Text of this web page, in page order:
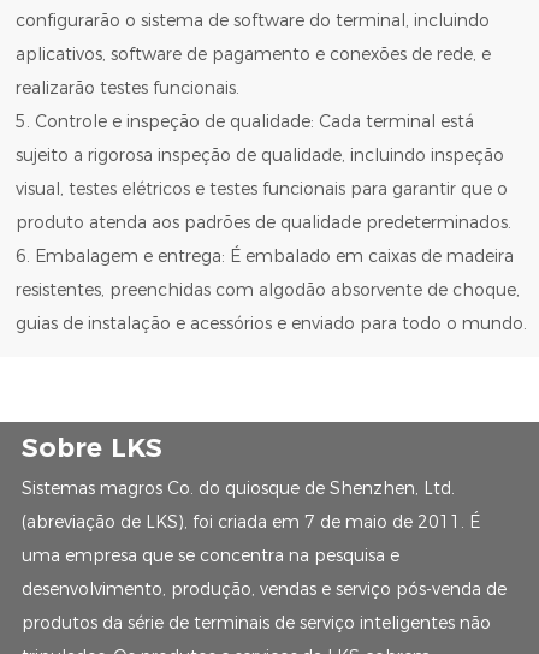
configurarão o sistema de software do terminal, incluindo
aplicativos, software de pagamento e conexões de rede, e
realizarão testes funcionais.
5. Controle e inspeção de qualidade: Cada terminal está
sujeito a rigorosa inspeção de qualidade, incluindo inspeção
visual, testes elétricos e testes funcionais para garantir que o
produto atenda aos padrões de qualidade predeterminados.
6. Embalagem e entrega: É embalado em caixas de madeira
resistentes, preenchidas com algodão absorvente de choque,
guias de instalação e acessórios e enviado para todo o mundo.
Sobre LKS
Sistemas magros Co. do quiosque de Shenzhen, Ltd.
(abreviação de LKS), foi criada em 7 de maio de 2011. É
uma empresa que se concentra na pesquisa e
desenvolvimento, produção, vendas e serviço pós-venda de
produtos da série de terminais de serviço inteligentes não